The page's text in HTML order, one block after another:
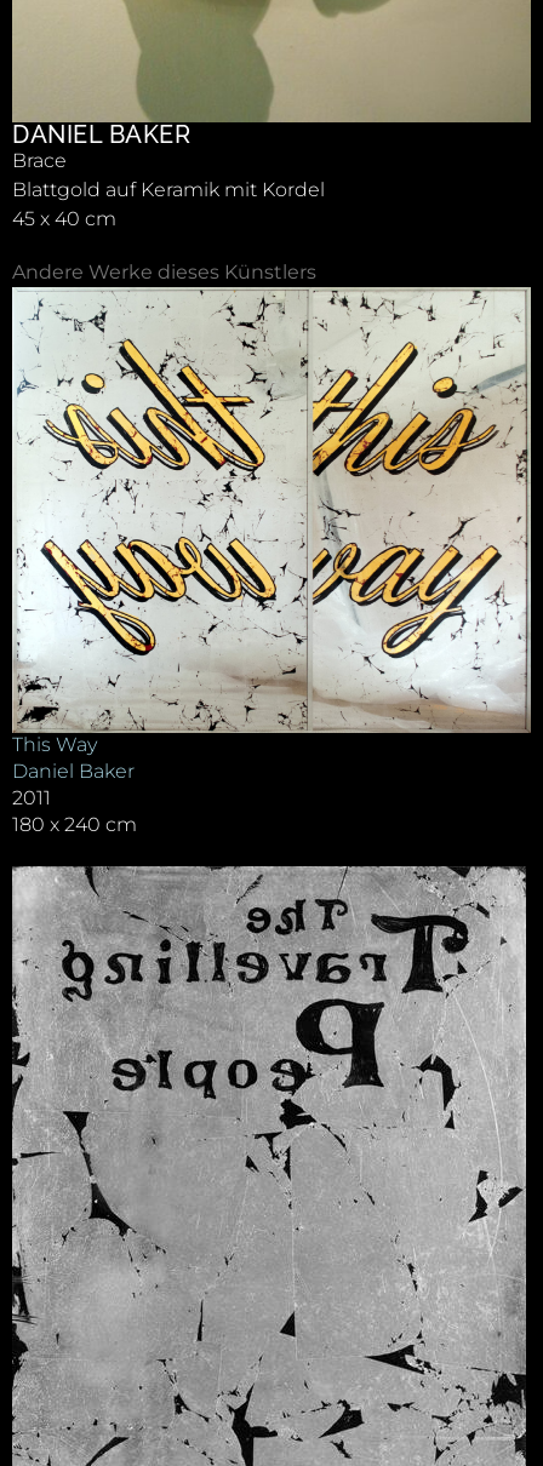
DANIEL BAKER
Brace
Blattgold auf Keramik mit Kordel
45 x 40 cm
Andere Werke dieses Künstlers
This Way
Daniel Baker
2011
180 x 240 cm